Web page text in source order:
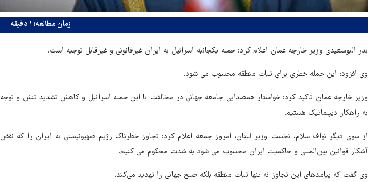
زمان مطالعه: ۱ دقیقه
بدر البوسعیدی وزیر خارجه عمان اعلام کرد: حمله یکجانبه اسرائیل به ایران غیرقانونی و غیرقابل توجیه است.
وی افزود: این حمله خطری برای ثبات منطقه محسوب می شود.
وزیر خارجه عمان تاکید کرد: خواستار همصدایی جامعه جهانی در مخالفت با این حمله اسرائیل و کاهش تشدید تنش و توجه
به راهکار دیپلماتیک هستیم.
از سوی دیگر نواف سلام، نخست وزیر لبنان، امروز جمعه اعلام کرد: تجاوز خطرناک رژیم صهیونیستی به ایران را که نقض
آشکار قوانین بین‌المللی و حاکمیت ایران محسوب می شود به شدت محکوم می کنیم.
وی گفت که پیامدهای این تجاوز نه تنها ثبات منطقه بلکه صلح جهانی را تهدید می‌کند.